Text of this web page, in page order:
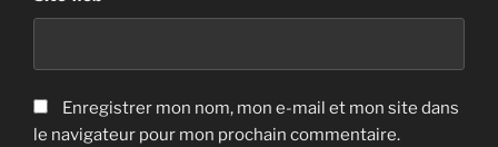
Enregistrer mon nom, mon e-mail et mon site dans
le navigateur pour mon prochain commentaire.